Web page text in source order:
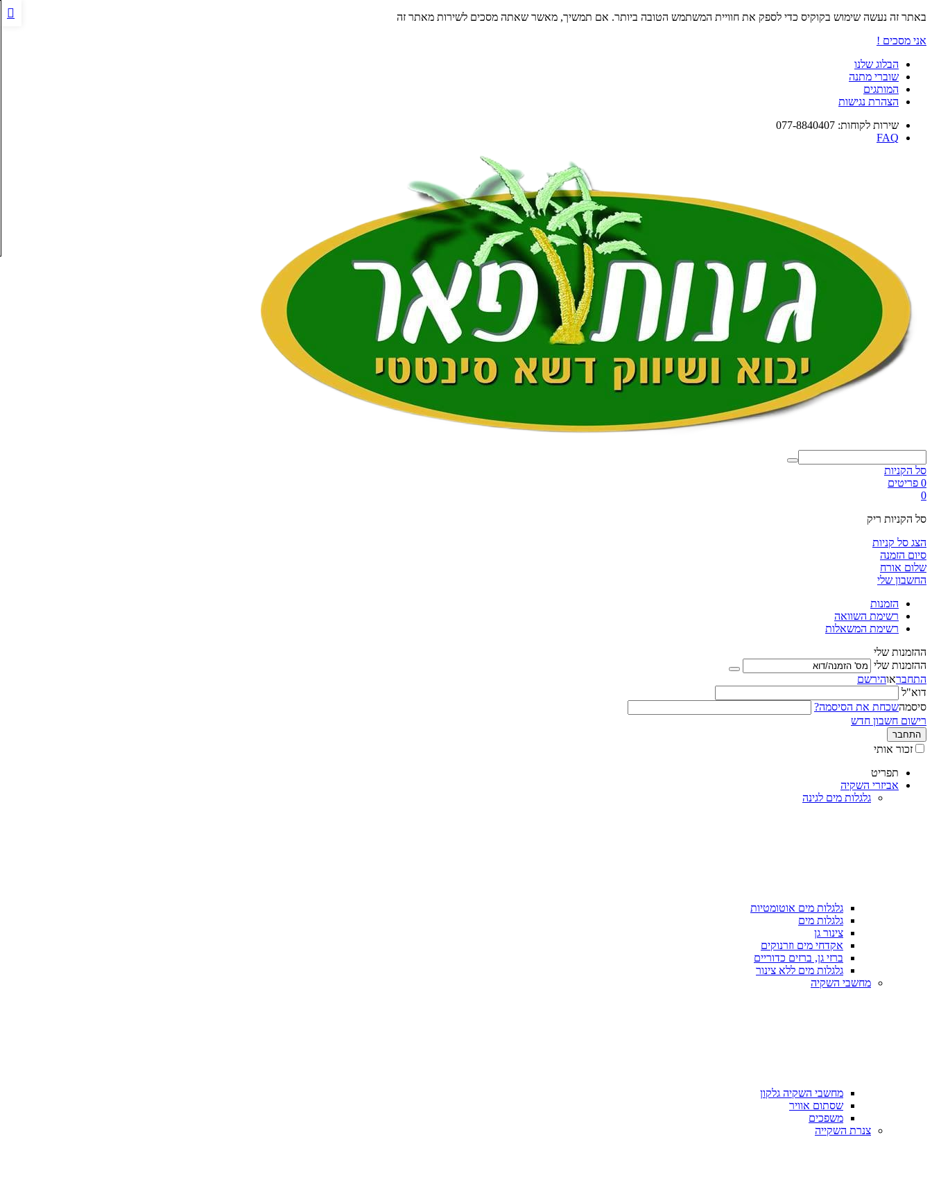
באתר זה נעשה שימוש בקוקיס כדי לספק את חוויית המשתמש הטובה ביותר. אם תמשיך, מאשר שאתה מסכים לשירות מאתר זה
אני מסכים !
הבלוג שלנו
שוברי מתנה
המותגים
הצהרת נגישות
שירות לקוחות: 077-8840407
FAQ
סל הקניות
0 פריטים
0
סל הקניות ריק
הצג סל קניות
סיום הזמנה
שלום אורח
החשבון שלי
הזמנות
רשימת השוואה
רשימת המשאלות
ההזמנות שלי
ההזמנות שלי
התחבראוהירשם
דוא"ל
סיסמהשכחת את הסיסמה?
רישום חשבון חדש
התחבר
זכור אותי
תפריט
אביזרי השקיה
גלגלות מים לגינה
גלגלות מים אוטומטיות
גלגלות מים
צינור גן
אקדחי מים וזרנוקים
ברזי גן, ברזים כדוריים
גלגלות מים ללא צינור
מחשבי השקיה
מחשבי השקיה גלקון
שסתום אוויר
משפכים
צנרת השקייה